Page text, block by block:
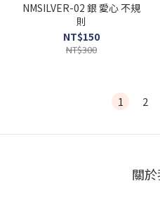
NMSILVER-02 銀 愛心 不規
則
NT$150
NT$300
1 2
關